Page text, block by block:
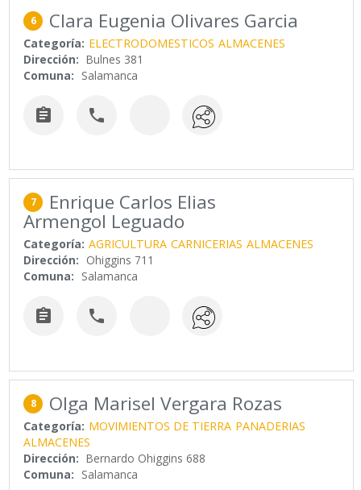
6 Clara Eugenia Olivares Garcia
Categoría: ELECTRODOMESTICOS ALMACENES
Dirección: Bulnes 381
Comuna: Salamanca
 
7 Enrique Carlos Elias
Armengol Leguado
Categoría: AGRICULTURA CARNICERIAS ALMACENES
Dirección: Ohiggins 711
Comuna: Salamanca
 
8 Olga Marisel Vergara Rozas
Categoría: MOVIMIENTOS DE TIERRA PANADERIAS
ALMACENES
Dirección: Bernardo Ohiggins 688
Comuna: Salamanca